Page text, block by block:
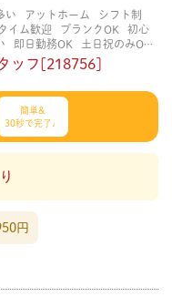
い アットホーム
シフト制
イム歓迎 ブランクOK
初心
即日勤務OK
土日祝のみOK
られた時間できっちり
自分の都合に合わせやすい
ッフ[218756]
簡単&
30秒で完了♩
円